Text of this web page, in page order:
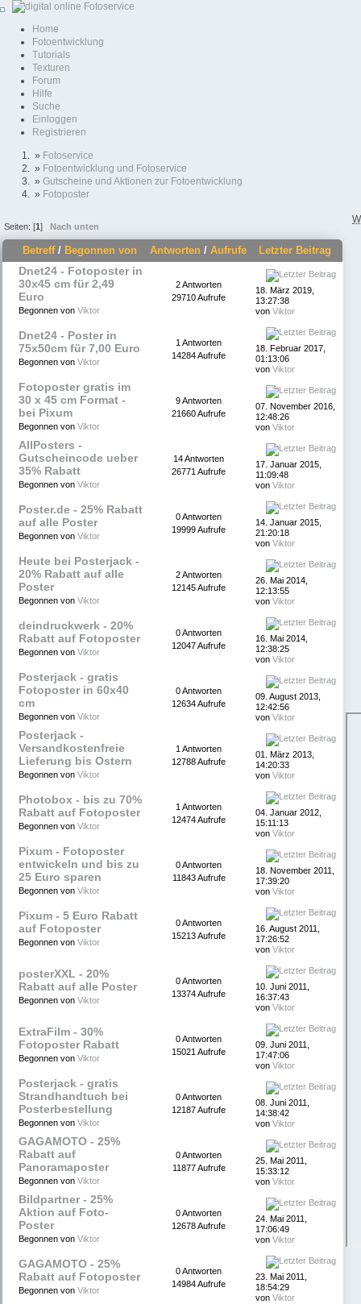
Home
Fotoentwicklung
Tutorials
Texturen
Forum
Hilfe
Suche
Einloggen
Registrieren
» Fotoservice
» Fotoentwicklung und Fotoservice
» Gutscheine und Aktionen zur Fotoentwicklung
» Fotoposter
Seiten: [1] Nach unten
Betreff/ Begonnen von Antworten / Aufrufe
Letzter Beitrag
Dnet24 - Fotoposter in
30x45 cm für 2,49
Euro
Begonnen von Viktor
2 Antworten
29710 Aufrufe
18. März 2019,
13:27:38
von Viktor
Dnet24 - Poster in
75x50cm für 7,00 Euro
Begonnen von Viktor
1 Antworten
14284 Aufrufe
18. Februar 2017,
01:13:06
von Viktor
Fotoposter gratis im
30 x 45 cm Format -
bei Pixum
Begonnen von Viktor
9 Antworten
21660 Aufrufe
07. November 2016,
12:48:26
von Viktor
AllPosters -
Gutscheincode ueber
35% Rabatt
Begonnen von Viktor
14 Antworten
26771 Aufrufe
17. Januar 2015,
11:09:48
von Viktor
Poster.de - 25% Rabatt
auf alle Poster
Begonnen von Viktor
0 Antworten
19999 Aufrufe
14. Januar 2015,
21:20:18
von Viktor
Heute bei Posterjack -
20% Rabatt auf alle
Poster
Begonnen von Viktor
2 Antworten
12145 Aufrufe
26. Mai 2014,
12:13:55
von Viktor
deindruckwerk - 20%
Rabatt auf Fotoposter
Begonnen von Viktor
0 Antworten
12047 Aufrufe
16. Mai 2014,
12:38:25
von Viktor
Posterjack - gratis
Fotoposter in 60x40
cm
Begonnen von Viktor
0 Antworten
12634 Aufrufe
09. August 2013,
12:42:56
von Viktor
Posterjack -
Versandkostenfreie
Lieferung bis Ostern
Begonnen von Viktor
1 Antworten
12788 Aufrufe
01. März 2013,
14:20:33
von Viktor
Photobox - bis zu 70%
Rabatt auf Fotoposter
Begonnen von Viktor
1 Antworten
12474 Aufrufe
04. Januar 2012,
15:11:13
von Viktor
Pixum - Fotoposter
entwickeln und bis zu
25 Euro sparen
Begonnen von Viktor
0 Antworten
11843 Aufrufe
18. November 2011,
17:39:20
von Viktor
Pixum - 5 Euro Rabatt
auf Fotoposter
Begonnen von Viktor
0 Antworten
15213 Aufrufe
16. August 2011,
17:26:52
von Viktor
posterXXL - 20%
Rabatt auf alle Poster
Begonnen von Viktor
0 Antworten
13374 Aufrufe
10. Juni 2011,
16:37:43
von Viktor
ExtraFilm - 30%
Fotoposter Rabatt
Begonnen von Viktor
0 Antworten
15021 Aufrufe
09. Juni 2011,
17:47:06
von Viktor
Posterjack - gratis
Strandhandtuch bei
Posterbestellung
Begonnen von Viktor
0 Antworten
12187 Aufrufe
08. Juni 2011,
14:38:42
von Viktor
GAGAMOTO - 25%
Rabatt auf
Panoramaposter
Begonnen von Viktor
0 Antworten
11877 Aufrufe
25. Mai 2011,
15:33:12
von Viktor
Bildpartner - 25%
Aktion auf Foto-
Poster
Begonnen von Viktor
0 Antworten
12678 Aufrufe
24. Mai 2011,
17:06:49
von Viktor
GAGAMOTO - 25%
Rabatt auf Fotoposter
Begonnen von Viktor
0 Antworten
14984 Aufrufe
23. Mai 2011,
18:54:29
von Viktor